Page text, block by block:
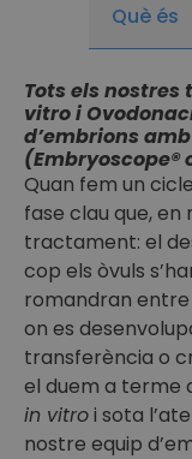
Tots els
vitro i
d’embrions
(Embryoscope®
Quan fem un
fase clau que,
tractament: el
cop els òvuls
romandran entre
on es
transferència o
el duem a terme
in vitroi sota
nostre equip